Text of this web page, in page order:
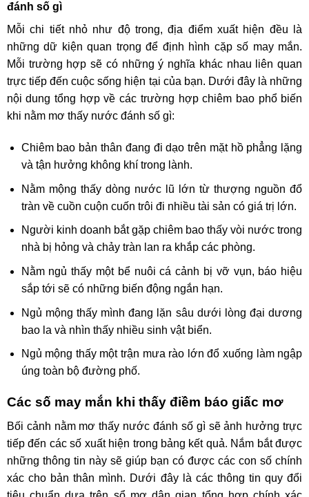
đánh số gì
Mỗi chi tiết nhỏ như độ trong, địa điểm xuất hiện đều là
những dữ kiện quan trọng để định hình cặp số may mắn.
Mỗi trường hợp sẽ có những ý nghĩa khác nhau liên quan
trực tiếp đến cuộc sống hiện tại của bạn. Dưới đây là những
nội dung tổng hợp về các trường hợp chiêm bao phổ biến
khi nằm mơ thấy nước đánh số gì:
Chiêm bao bản thân đang đi dạo trên mặt hồ phẳng lặng
và tận hưởng không khí trong lành.
Nằm mộng thấy dòng nước lũ lớn từ thượng nguồn đổ
tràn về cuồn cuộn cuốn trôi đi nhiều tài sản có giá trị lớn.
Người kinh doanh bắt gặp chiêm bao thấy vòi nước trong
nhà bị hỏng và chảy tràn lan ra khắp các phòng.
Nằm ngủ thấy một bể nuôi cá cảnh bị vỡ vụn, báo hiệu
sắp tới sẽ có những biến động ngắn hạn.
Ngủ mộng thấy mình đang lặn sâu dưới lòng đại dương
bao la và nhìn thấy nhiều sinh vật biển.
Ngủ mộng thấy một trận mưa rào lớn đổ xuống làm ngập
úng toàn bộ đường phố.
Các số may mắn khi thấy điềm báo giấc mơ
Bối cảnh nằm mơ thấy nước đánh số gì sẽ ảnh hưởng trực
tiếp đến các số xuất hiện trong bảng kết quả. Nắm bắt được
những thông tin này sẽ giúp bạn có được các con số chính
xác cho bản thân mình. Dưới đây là các thông tin quy đổi